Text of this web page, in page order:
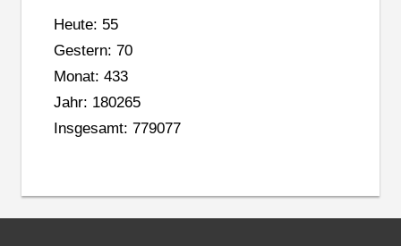
Heute: 55
Gestern: 70
Monat: 433
Jahr: 180265
Insgesamt: 779077